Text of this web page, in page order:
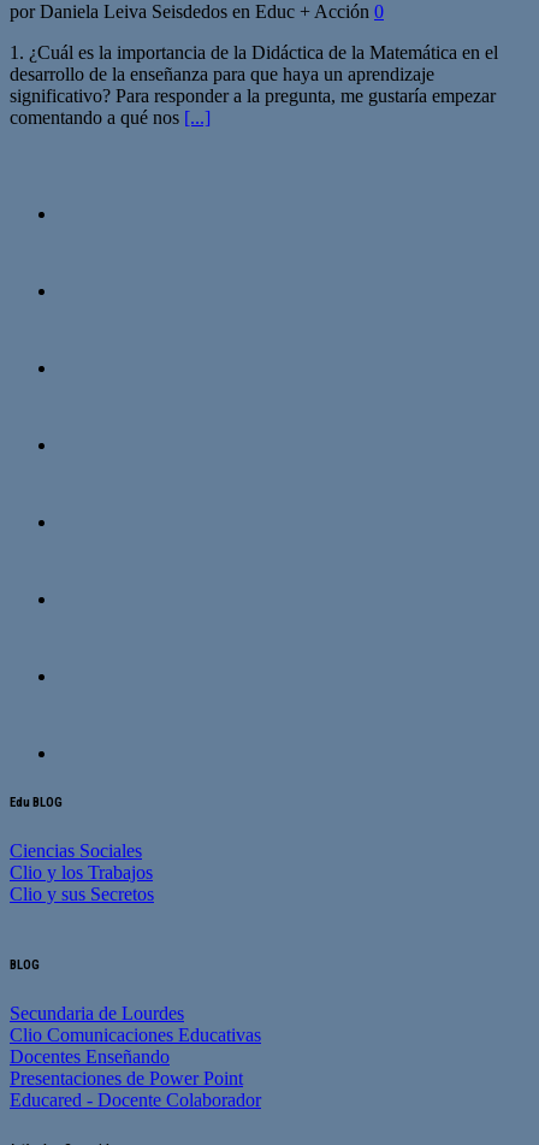
por Daniela Leiva Seisdedos en Educ + Acción 0
1. ¿Cuál es la importancia de la Didáctica de la Matemática en el
desarrollo de la enseñanza para que haya un aprendizaje
significativo? Para responder a la pregunta, me gustaría empezar
comentando a qué nos [...]
Edu BLOG
Ciencias Sociales
Clio y los Trabajos
Clio y sus Secretos
BLOG
Secundaria de Lourdes
Clio Comunicaciones Educativas
Docentes Enseñando
Presentaciones de Power Point
Educared - Docente Colaborador